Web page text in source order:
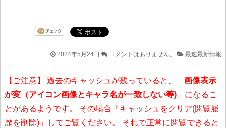
2024年5月24日 コメントはありません。 最速最新情報
【ご注意】 過去のキャッシュが残っていると、「 画像表示
が変（アイコン画像とキャラ名が一致しない等) 」になるこ
とがあるようです。 その場合「キャッシュをクリア(閲覧履
歴を削除)」してご覧ください。 それで正常に閲覧できると